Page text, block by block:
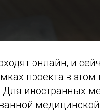
онлайн, и
проекта в этом
Для иностранных